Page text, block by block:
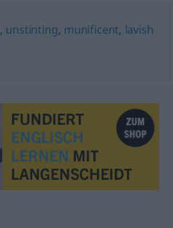
, unstinting, munificent, lavish